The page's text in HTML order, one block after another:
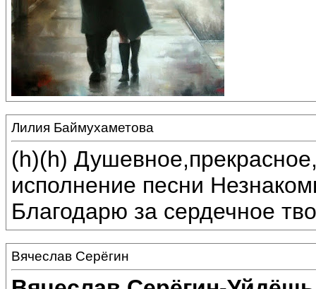
Лилия Баймухаметова
(h)(h)
исполнение песни
Благодарю за сердечное
Вячеслав Серёгин